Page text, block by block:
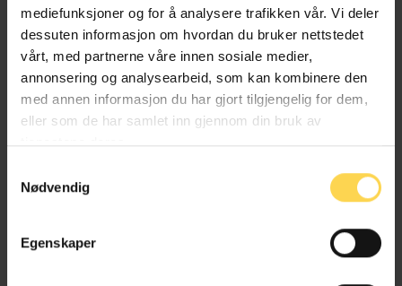
mediefunksjoner og for å analysere trafikken vår. Vi deler
dessuten informasjon om hvordan du bruker nettstedet
vårt, med partnerne våre innen sosiale medier,
annonsering og analysearbeid, som kan kombinere den
med annen informasjon du har gjort tilgjengelig for dem,
eller som de har samlet inn gjennom din bruk av
tjenestene deres.
Nødvendig
Egenskaper
Kultur, idrett og underholdning
Miljøvern, natur og friluftsliv
Naturoppsynsloven